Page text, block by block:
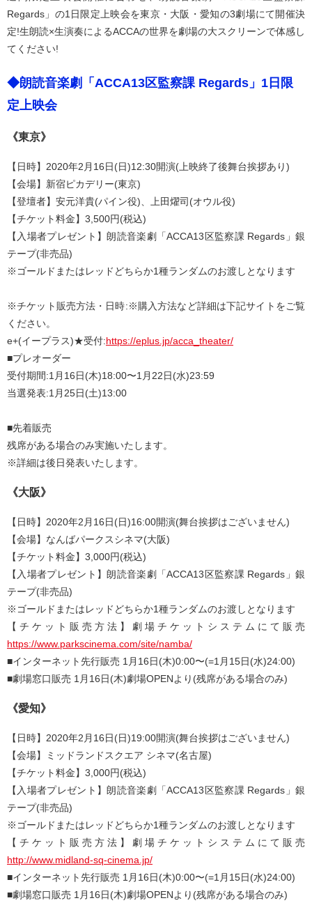
Regards」の1日限定上映会を東京・大阪・愛知の3劇場にて開催決
定!生朗読×生演奏によるACCAの世界を劇場の大スクリーンで体感し
てください!
◆朗読音楽劇「ACCA13区監察課 Regards」1日限
定上映会
《東京》
【日時】2020年2月16日(日)12:30開演(上映終了後舞台挨拶あり)
【会場】新宿ピカデリー(東京)
【登壇者】安元洋貴(パイン役)、上田燿司(オウル役)
【チケット料金】3,500円(税込)
【入場者プレゼント】朗読音楽劇「ACCA13区監察課 Regards」銀
テープ(非売品)
※ゴールドまたはレッドどちらか1種ランダムのお渡しとなります
※チケット販売方法・日時:※購入方法など詳細は下記サイトをご覧
ください。
e+(イープラス)★受付:https://eplus.jp/acca_theater/
■プレオーダー
受付期間:1月16日(木)18:00〜1月22日(水)23:59
当選発表:1月25日(土)13:00
■先着販売
残席がある場合のみ実施いたします。
※詳細は後日発表いたします。
《大阪》
【日時】2020年2月16日(日)16:00開演(舞台挨拶はございません)
【会場】なんばパークスシネマ(大阪)
【チケット料金】3,000円(税込)
【入場者プレゼント】朗読音楽劇「ACCA13区監察課 Regards」銀
テープ(非売品)
※ゴールドまたはレッドどちらか1種ランダムのお渡しとなります
【チケット販売方法】劇場チケットシステムにて販売
https://www.parkscinema.com/site/namba/
■インターネット先行販売 1月16日(木)0:00〜(=1月15日(水)24:00)
■劇場窓口販売 1月16日(木)劇場OPENより(残席がある場合のみ)
《愛知》
【日時】2020年2月16日(日)19:00開演(舞台挨拶はございません)
【会場】ミッドランドスクエア シネマ(名古屋)
【チケット料金】3,000円(税込)
【入場者プレゼント】朗読音楽劇「ACCA13区監察課 Regards」銀
テープ(非売品)
※ゴールドまたはレッドどちらか1種ランダムのお渡しとなります
【チケット販売方法】劇場チケットシステムにて販売
http://www.midland-sq-cinema.jp/
■インターネット先行販売 1月16日(木)0:00〜(=1月15日(水)24:00)
■劇場窓口販売 1月16日(木)劇場OPENより(残席がある場合のみ)